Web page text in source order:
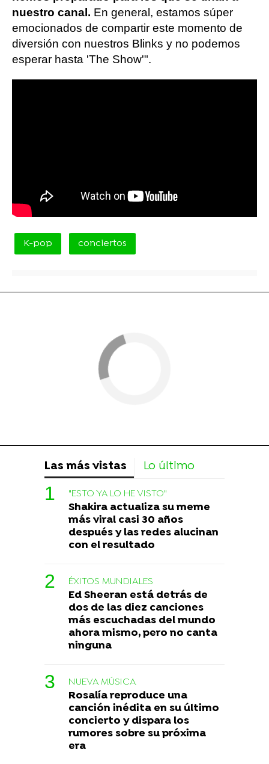
nuestro canal. En general, estamos súper
emocionados de compartir este momento de
diversión con nuestros Blinks y no podemos
esperar hasta 'The Show'".
K-pop conciertos
Las más vistas Lo último
"ESTO YA LO HE VISTO"
Shakira actualiza su meme
más viral casi 30 años
después y las redes alucinan
con el resultado
ÉXITOS MUNDIALES
Ed Sheeran está detrás de
dos de las diez canciones
más escuchadas del mundo
ahora mismo, pero no canta
ninguna
NUEVA MÚSICA
Rosalía reproduce una
canción inédita en su último
concierto y dispara los
rumores sobre su próxima
era